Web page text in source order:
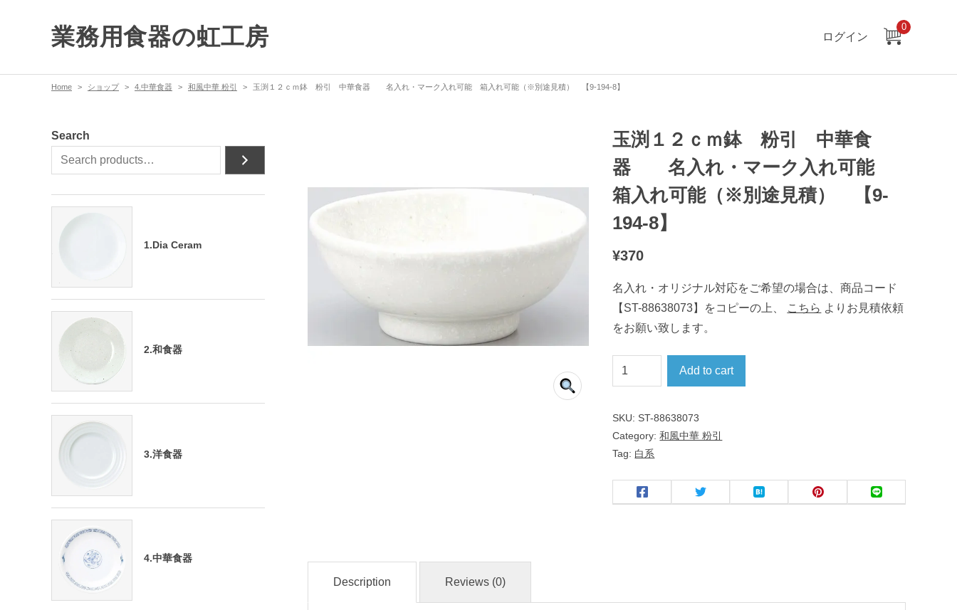
業務用食器の虹工房 ログイン
0
Home ショップ 4.中華食器 和風中華 粉引 玉渕１２ｃｍ鉢 粉引 中華食器 名入れ・マーク入れ可能 箱入れ可能（※別途見積） 【9-194-8】
玉渕１２ｃｍ鉢 粉引 中華食
器 名入れ・マーク入れ可能
箱入れ可能（※別途見積） 【9-
194-8】
¥370
名入れ・オリジナル対応をご希望の場合は、商品コード
【ST-88638073】をコピーの上、
こちら よりお見積依頼
をお願い致します。
玉
渕
２
鉢
華
Add to cart
SKU: ST-88638073
Category:和風中華 粉引
Tag: 白系
Description Reviews (0)
Search
1.Dia Ceram
2.和食器
3.洋食器
4.中華食器